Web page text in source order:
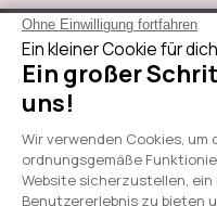
Über Sicaan
Unsere
Brauche Hilfe